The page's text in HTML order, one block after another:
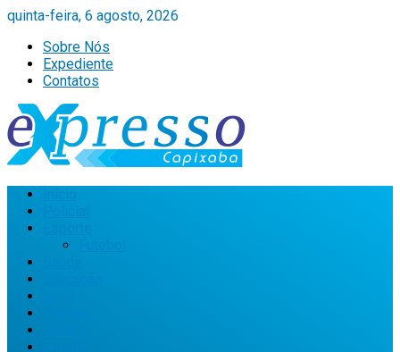
quinta-feira, 6 agosto, 2026
Sobre Nós
Expediente
Contatos